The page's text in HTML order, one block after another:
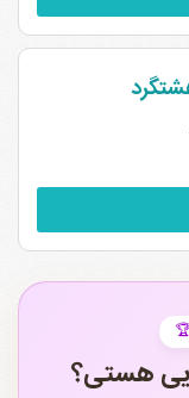
هستی؟